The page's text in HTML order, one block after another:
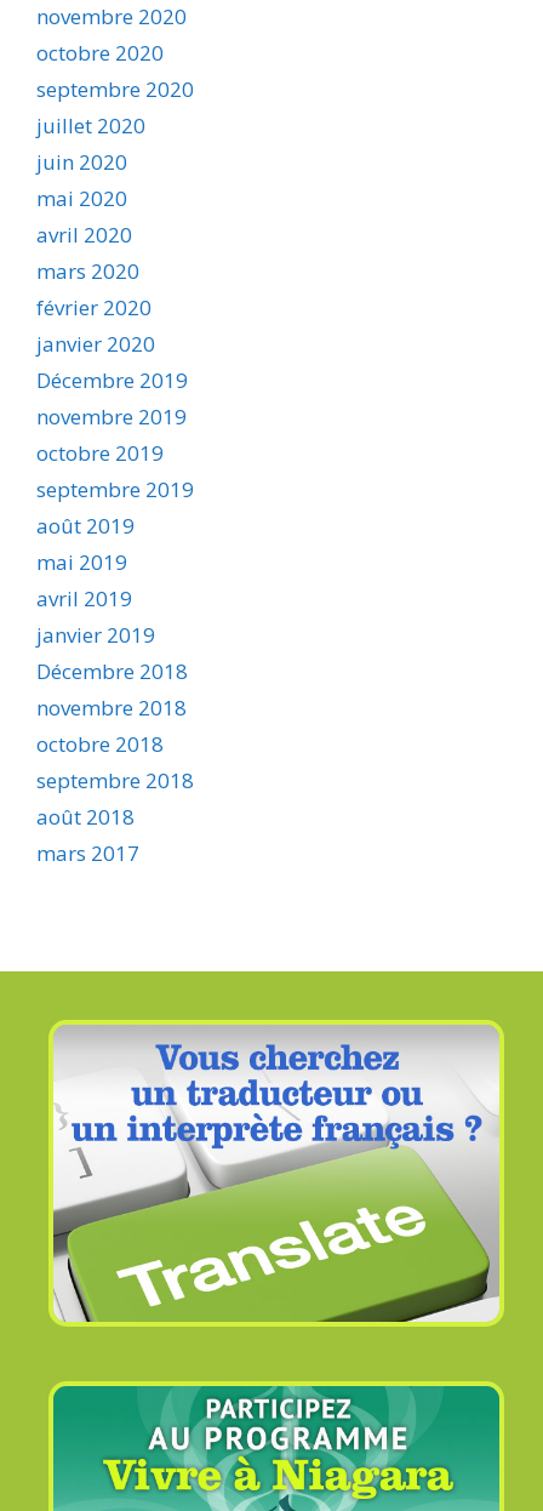
novembre 2020
octobre 2020
septembre 2020
juillet 2020
juin 2020
mai 2020
avril 2020
mars 2020
février 2020
janvier 2020
Décembre 2019
novembre 2019
octobre 2019
septembre 2019
août 2019
mai 2019
avril 2019
janvier 2019
Décembre 2018
novembre 2018
octobre 2018
septembre 2018
août 2018
mars 2017